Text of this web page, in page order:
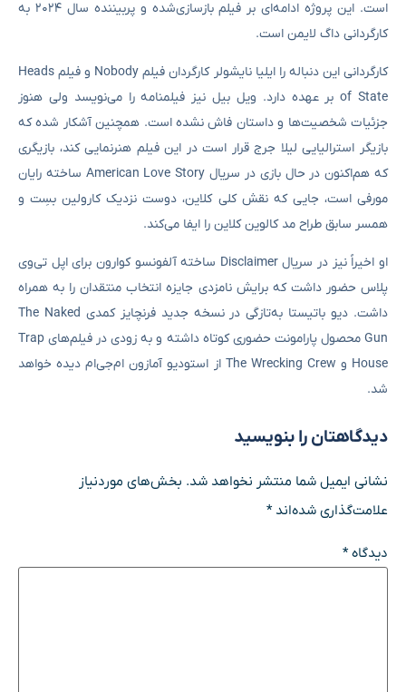
است. این پروژه ادامه‌ای بر فیلم بازسازی‌شده و پربیننده سال ۲۰۲۴ به
کارگردانی داگ لایمن است.
کارگردانی این دنباله را ایلیا نایشولر کارگردان فیلم Nobody و فیلم Heads
of State بر عهده دارد. ویل بیل نیز فیلمنامه را می‌نویسد ولی هنوز
جزئیات شخصیت‌ها و داستان فاش نشده است. همچنین آشکار شده که
بازیگر استرالیایی لیلا جرج قرار است در این فیلم هنرنمایی کند،‌ بازیگری
که هم‌اکنون در حال بازی در سریال American Love Story ساخته رایان
مورفی است، جایی که نقش کلی کلاین، دوست نزدیک کارولین بسِت و
همسر سابق طراح مد کالوین کلاین را ایفا می‌کند.
او اخیراً نیز در سریال Disclaimer ساخته آلفونسو کوارون برای اپل تی‌وی
پلاس حضور داشت که برایش نامزدی جایزه انتخاب منتقدان را به همراه
داشت. دیو باتیستا به‌تازگی در نسخه جدید فرنچایز کمدی The Naked
Gun محصول پارامونت حضوری کوتاه داشته و به زودی در فیلم‌های Trap
House و The Wrecking Crew از استودیو آمازون ام‌جی‌ام دیده خواهد
شد.
دیدگاهتان را بنویسید
نشانی ایمیل شما منتشر نخواهد شد. بخش‌های موردنیاز
علامت‌گذاری شده‌اند*
دیدگاه*